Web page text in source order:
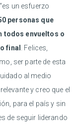
un esfuerzo
personas que
todos envueltos o
final
. Felices,
ser parte de esta
al medio
y creo que el
para el país y sin
de seguir liderando